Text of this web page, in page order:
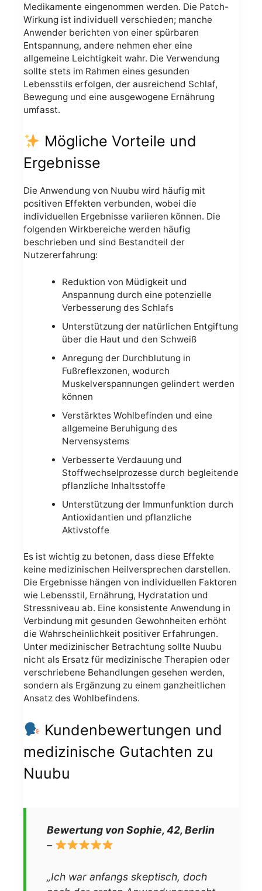
Medikamente eingenommen werden. Die Patch-
Wirkung ist individuell verschieden; manche
Anwender berichten von einer spürbaren
Entspannung, andere nehmen eher eine
allgemeine Leichtigkeit wahr. Die Verwendung
sollte stets im Rahmen eines gesunden
Lebensstils erfolgen, der ausreichend Schlaf,
Bewegung und eine ausgewogene Ernährung
umfasst.
Mögliche Vorteile und
Ergebnisse
Die Anwendung von Nuubu wird häufig mit
positiven Effekten verbunden, wobei die
individuellen Ergebnisse variieren können. Die
folgenden Wirkbereiche werden häufig
beschrieben und sind Bestandteil der
Nutzererfahrung:
Reduktion von Müdigkeit und
Anspannung durch eine potenzielle
Verbesserung des Schlafs
Unterstützung der natürlichen Entgiftung
über die Haut und den Schweiß
Anregung der Durchblutung in
Fußreflexzonen, wodurch
Muskelverspannungen gelindert werden
können
Verstärktes Wohlbefinden und eine
allgemeine Beruhigung des
Nervensystems
Verbesserte Verdauung und
Stoffwechselprozesse durch begleitende
pflanzliche Inhaltsstoffe
Unterstützung der Immunfunktion durch
Antioxidantien und pflanzliche
Aktivstoffe
Es ist wichtig zu betonen, dass diese Effekte
keine medizinischen Heilversprechen darstellen.
Die Ergebnisse hängen von individuellen Faktoren
wie Lebensstil, Ernährung, Hydratation und
Stressniveau ab. Eine konsistente Anwendung in
Verbindung mit gesunden Gewohnheiten erhöht
die Wahrscheinlichkeit positiver Erfahrungen.
Unter medizinischer Betrachtung sollte Nuubu
nicht als Ersatz für medizinische Therapien oder
verschriebene Behandlungen gesehen werden,
sondern als Ergänzung zu einem ganzheitlichen
Ansatz des Wohlbefindens.
Kundenbewertungen und
medizinische Gutachten zu
Nuubu
Bewertung von Sophie, 42, Berlin
–
„Ich war anfangs skeptisch, doch